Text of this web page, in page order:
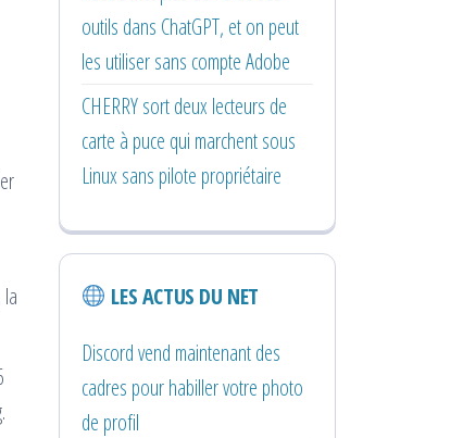
outils dans ChatGPT, et on peut
les utiliser sans compte Adobe
CHERRY sort deux lecteurs de
carte à puce qui marchent sous
Linux sans pilote propriétaire
LES ACTUS DU NET
Discord vend maintenant des
cadres pour habiller votre photo
de profil